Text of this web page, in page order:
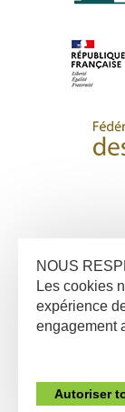
NOUS
Les cookies
expérience
engagement
Autoriser